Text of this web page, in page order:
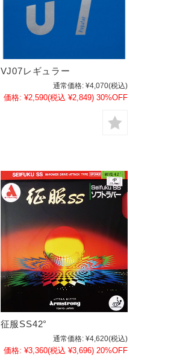
VJ07レギュラー
通常価格: ¥4,070(税込)
価格: ¥2,590(税込 ¥2,849) 30%OFF
征服SS42°
通常価格: ¥4,620(税込)
価格: ¥3,360(税込 ¥3,696) 20%OFF